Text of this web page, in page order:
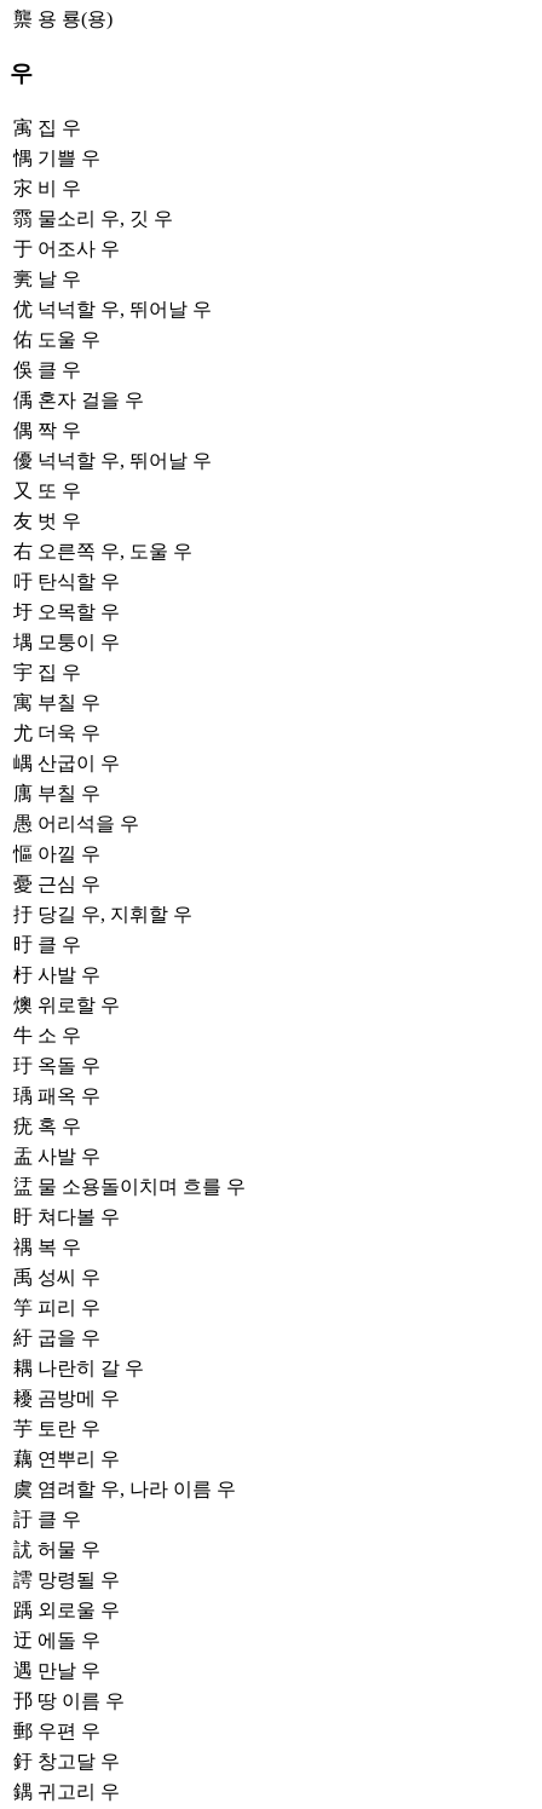
龒 용 룡(용)
우
㝢 집 우
㥥 기쁠 우
㲾 비 우
䨒 물소리 우, 깃 우
于 어조사 우
亴 날 우
优 넉넉할 우, 뛰어날 우
佑 도울 우
俁 클 우
偊 혼자 걸을 우
偶 짝 우
優 넉넉할 우, 뛰어날 우
又 또 우
友 벗 우
右 오른쪽 우, 도울 우
吁 탄식할 우
圩 오목할 우
堣 모퉁이 우
宇 집 우
寓 부칠 우
尤 더욱 우
嵎 산굽이 우
庽 부칠 우
愚 어리석을 우
慪 아낄 우
憂 근심 우
扜 당길 우, 지휘할 우
旴 클 우
杅 사발 우
燠 위로할 우
牛 소 우
玗 옥돌 우
瑀 패옥 우
疣 혹 우
盂 사발 우
盓 물 소용돌이치며 흐를 우
盱 쳐다볼 우
禑 복 우
禹 성씨 우
竽 피리 우
紆 굽을 우
耦 나란히 갈 우
耰 곰방메 우
芋 토란 우
藕 연뿌리 우
虞 염려할 우, 나라 이름 우
訏 클 우
訧 허물 우
謣 망령될 우
踽 외로울 우
迂 에돌 우
遇 만날 우
邘 땅 이름 우
郵 우편 우
釪 창고달 우
鍝 귀고리 우